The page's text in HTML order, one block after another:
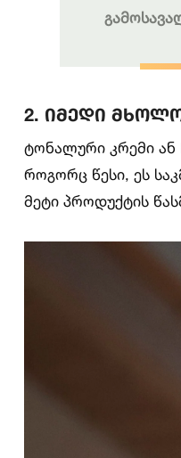
2. იმედი
ტონალური კრემი ან
როგორც წესი, ეს
მეტი პროდუქტის